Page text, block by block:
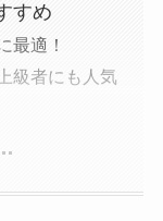
すめ
最適！
級者にも人気